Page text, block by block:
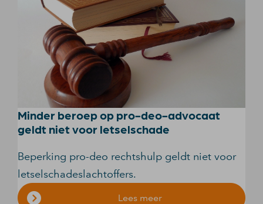
Minder beroep op pro-deo-advocaat
geldt niet voor letselschade
Beperking pro-deo rechtshulp geldt niet voor
letselschadeslachtoffers.
Lees meer